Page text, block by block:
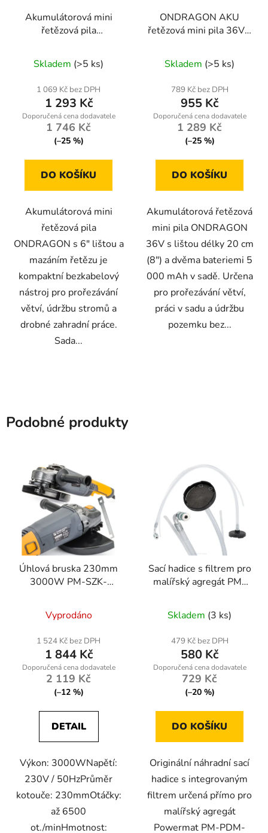
Akumulátorová mini
řetězová pila
mazáním řetězu | 2×
36V baterie
hodnocení
produktu
je
4,7
z
hvězdiček.
Skladem (>5 ks)
1 069 Kč bez DPH
1 293 Kč
1 746 Kč
(–25 %)
DO KOŠÍKU
Akumulátorová mini
řetězová pila
ONDRAGON s 6" lištou a
mazáním řetězu je
kompaktní bezkabelový
nástroj pro prořezávání
větví, údržbu stromů a
drobné zahradní práce.
Sada...
ONDRAGON AKU
řetězová mini pila 36V –
cm), kufr
hodnocení
produktu
je
5,0
z
hvězdiček.
Skladem (>5 ks)
789 Kč bez DPH
955 Kč
1 289 Kč
(–25 %)
DO KOŠÍKU
Akumulátorová řetězová
mini pila ONDRAGON
36V s lištou délky 20 cm
(8") a dvěma bateriemi 5
000 mAh v sadě. Určena
pro prořezávání větví,
práci v sadu a údržbu
pozemku bez...
Podobné produkty
Úhlová bruska 230mm
3000W PM-SZK-
Vyprodáno
1 524 Kč bez DPH
1 844 Kč
2 119 Kč
(–12 %)
DETAIL
Výkon: 3000WNapětí:
230V / 50HzPrůměr
kotouče: 230mmOtáčky:
až 6500
ot./minHmotnost:
Sací hadice s filtrem pro
malířský agregát PM-
Skladem (3 ks)
479 Kč bez DPH
580 Kč
729 Kč
(–20 %)
DO KOŠÍKU
Originální náhradní sací
hadice s integrovaným
filtrem určená přímo pro
malířský agregát
Powermat PM-PDM-